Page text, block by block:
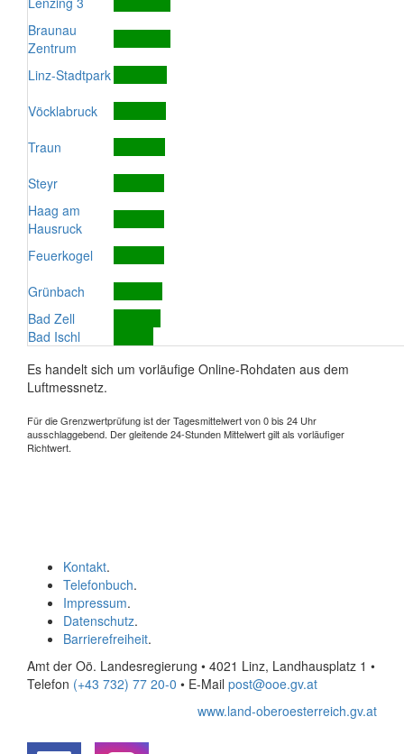
Braunau
Zentrum
Linz-Stadtpark
Vöcklabruck
Traun
Steyr
Haag am
Hausruck
Feuerkogel
Grünbach
Bad Zell
Bad Ischl
Es handelt sich um vorläufige Online-Rohdaten aus dem
Luftmessnetz.
Für die Grenzwertprüfung ist der Tagesmittelwert von 0 bis 24 Uhr
ausschlaggebend. Der gleitende 24-Stunden Mittelwert gilt als vorläufiger
Richtwert.
Kontakt.
Telefonbuch.
Impressum.
Datenschutz.
Barrierefreiheit.
Amt der Oö. Landesregierung • 4021 Linz, Landhausplatz 1 •
Telefon (+43 732) 77 20-0 • E-Mail post@ooe.gv.at
www.land-oberoesterreich.gv.at